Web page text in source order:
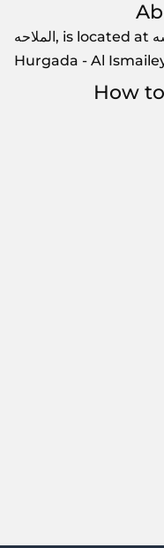
الملاحه, is located at الاتوبيس أمام كافتيريا البرنسيسه,
Hurgada - Al